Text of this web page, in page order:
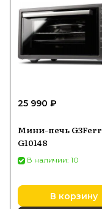
25 990 ₽
Мини-печь
G10148
В наличии: 10
В корзину